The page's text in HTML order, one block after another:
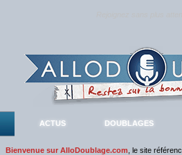
ACTUS DOUBLAGES
Bienvenue sur AlloDoublage.com , le site